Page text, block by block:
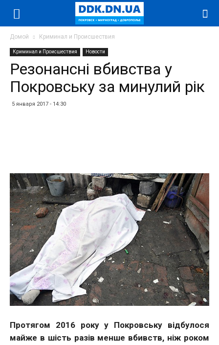
Домой Криминал и Происшествия
Криминал и Происшествия Новости
Резонансні вбивства у
Покровську за минулий рік
5 января 2017 - 14:30
Протягом 2016 року у Покровську відбулося
майже в шість разів менше вбивств, ніж роком